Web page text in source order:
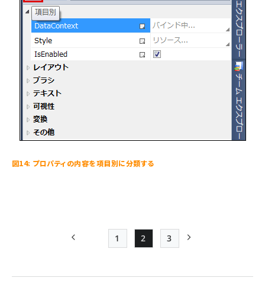
図14: プロパティの内容を項目別に分類する
前ページ Page
1
Page
2
Page
3